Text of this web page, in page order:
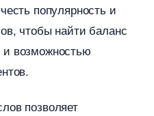
популярность и
чтобы найти баланс
возможностью
позволяет